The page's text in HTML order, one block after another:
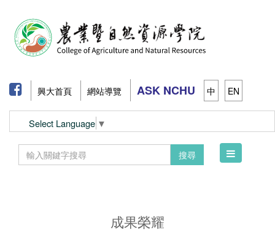
興大首頁 網站導覽 ASK NCHU 中 EN
Select Language ▼
搜尋
Toggle
成果榮耀